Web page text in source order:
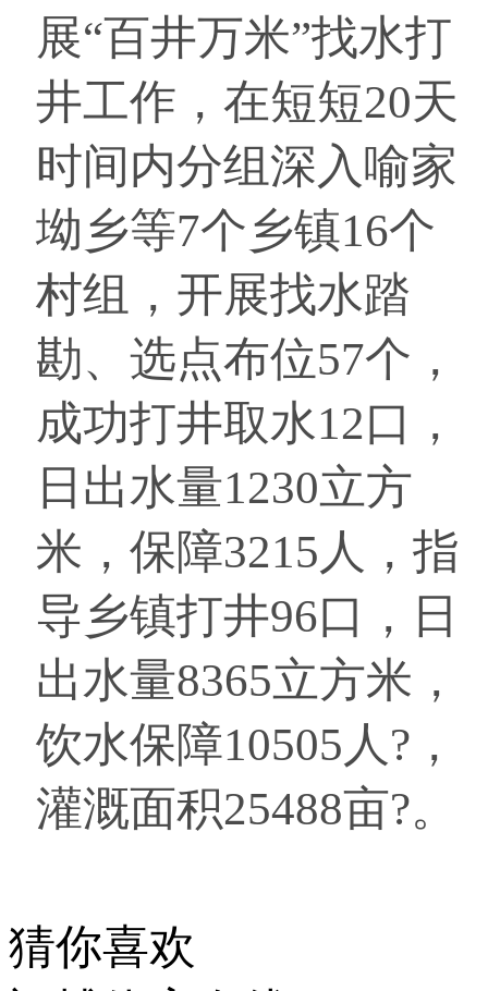
展“百井万米”找水打
井工作，在短短20天
时间内分组深入喻家
坳乡等7个乡镇16个
村组，开展找水踏
勘、选点布位57个，
成功打井取水12口，
日出水量1230立方
米，保障3215人，指
导乡镇打井96口，日
出水量8365立方米，
饮水保障10505人?，
灌溉面积25488亩?。
猜你喜欢